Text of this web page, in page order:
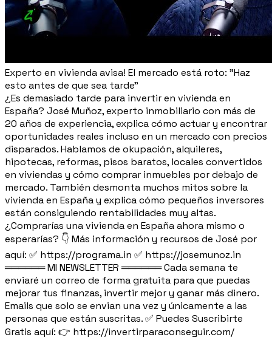
Experto en vivienda avisa! El mercado está roto: "Haz
esto antes de que sea tarde"
¿Es demasiado tarde para invertir en vivienda en
España? José Muñoz, experto inmobiliario con más de
20 años de experiencia, explica cómo actuar y encontrar
oportunidades reales incluso en un mercado con precios
disparados. Hablamos de okupación, alquileres,
hipotecas, reformas, pisos baratos, locales convertidos
en viviendas y cómo comprar inmuebles por debajo de
mercado. También desmonta muchos mitos sobre la
vivienda en España y explica cómo pequeños inversores
están consiguiendo rentabilidades muy altas.
¿Comprarías una vivienda en España ahora mismo o
esperarías? 👇 Más información y recursos de José por
aquí: ✅ https://programa.in ✅ https://josemunoz.in
══════ MI NEWSLETTER ══════ Cada semana te
enviaré un correo de forma gratuita para que puedas
mejorar tus finanzas, invertir mejor y ganar más dinero.
Emails que solo se envian una vez y únicamente a las
personas que están suscritas. ✅ Puedes Suscribirte
Gratis aquí: 👉 https://invertirparaconseguir.com/